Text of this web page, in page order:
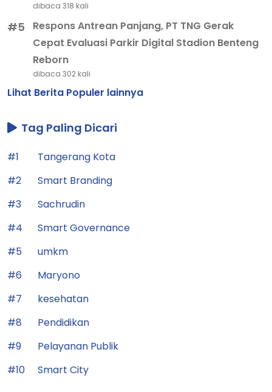
dibaca 318 kali
#5
Respons Antrean Panjang, PT TNG Gerak
Cepat Evaluasi Parkir Digital Stadion Benteng
Reborn
dibaca 302 kali
Lihat Berita Populer lainnya
Tag Paling Dicari
#1
Tangerang Kota
#2
Smart Branding
#3
Sachrudin
#4
Smart Governance
#5
umkm
#6
Maryono
#7
kesehatan
#8
Pendidikan
#9
Pelayanan Publik
#10
Smart City